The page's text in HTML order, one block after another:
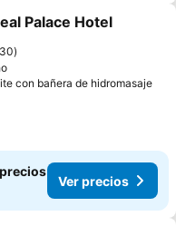
a favoritos
Palace Hotel
con bañera de hidromasaje
Ver precios